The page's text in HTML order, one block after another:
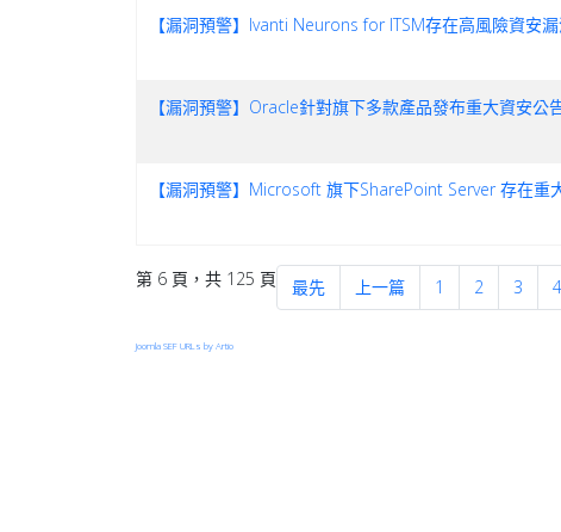
【漏洞預警】Ivanti Neurons for ITSM存在高風險資安
【漏洞預警】Oracle針對旗下多款產品發布重大資安公
【漏洞預警】Microsoft 旗下SharePoint Server 存在重
第 6 頁，共 125 頁 最先 上一篇 1 2 3 4
Joomla SEF URLs by Artio